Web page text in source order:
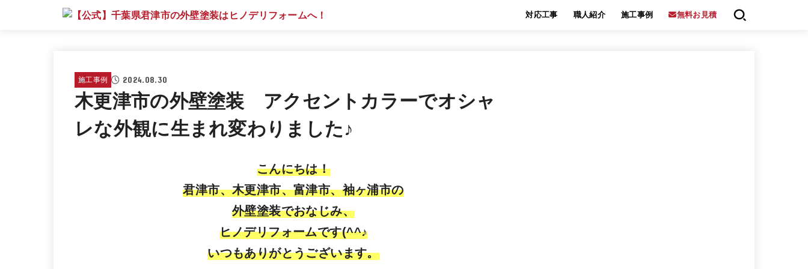
対応工事 職人紹介 施工事例 無料お見積
施工事例 2024.08.30
木更津市の外壁塗装 アクセントカラーでオシャ
レな外観に生まれ変わりました♪
こんにちは！
君津市、木更津市、富津市、袖ヶ浦市の
外壁塗装でおなじみ、
ヒノデリフォームです(^^♪
いつもありがとうございます。